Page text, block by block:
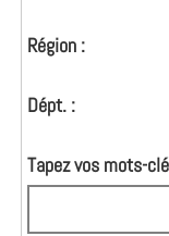
Région :
Dépt. :
Tapez vos mots-